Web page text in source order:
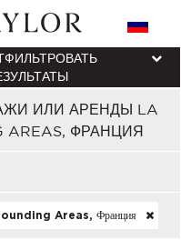
ИЛИ АРЕНДЫ LA
AREAS, ФРАНЦИЯ
Areas, Франция